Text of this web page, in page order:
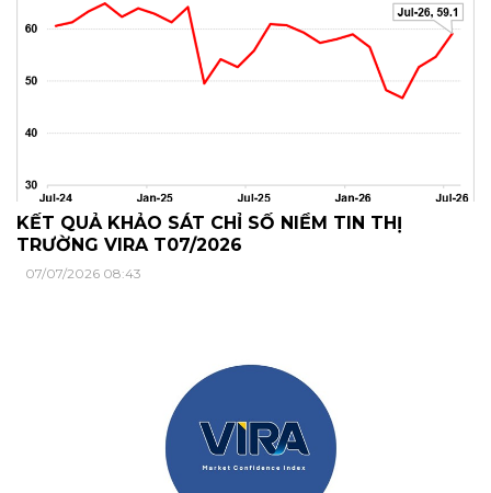
KẾT QUẢ KHẢO SÁT CHỈ SỐ NIỀM TIN THỊ
TRƯỜNG VIRA T07/2026
07/07/2026 08:43